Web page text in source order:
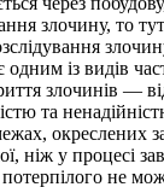
злочину, то
із видів
злочинів —
та
ніж у
не